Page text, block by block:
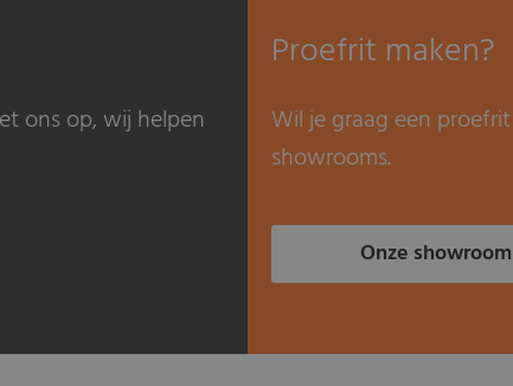
ons op, wij helpen
Proefrit maken?
Wil je graag een
showrooms.
Onze